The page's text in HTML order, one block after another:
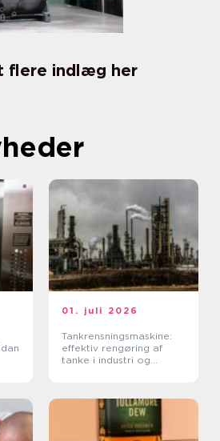
flere indlæg her
01. juli 2026
Tankrensningsmaskine:
effektiv rengøring af
tanke i industri og